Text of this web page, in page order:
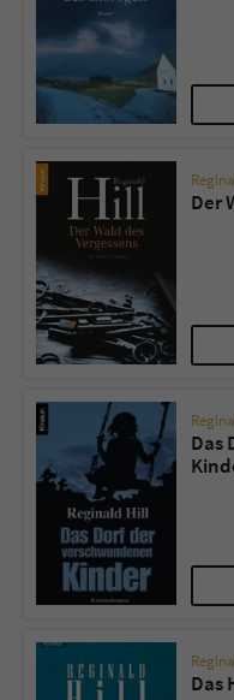
Der
Das
Das